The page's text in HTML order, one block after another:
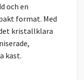
och en
format. Med
kristallklara
kast.